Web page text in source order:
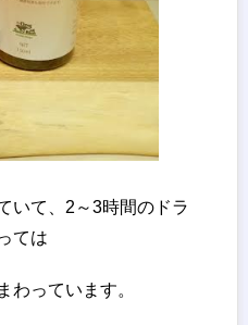
いて、2～3時間のドラ
ては
わっています。